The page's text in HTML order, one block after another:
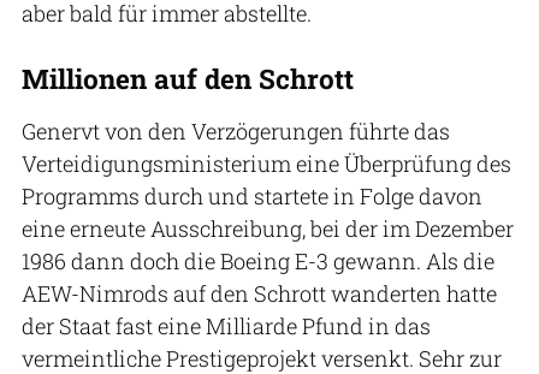
aber bald für immer abstellte.
Millionen auf den Schrott
Genervt von den Verzögerungen führte das
Verteidigungsministerium eine Überprüfung des
Programms durch und startete in Folge davon
eine erneute Ausschreibung, bei der im Dezember
1986 dann doch die Boeing E-3 gewann. Als die
AEW-Nimrods auf den Schrott wanderten hatte
der Staat fast eine Milliarde Pfund in das
vermeintliche Prestigeprojekt versenkt. Sehr zur